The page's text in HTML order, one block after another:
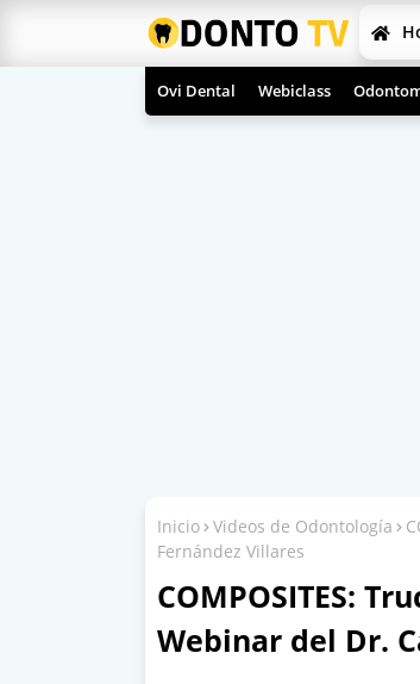
Ovi Dental Webiclass
Inicio Videos de Odontología
Fernández Villares
COMPOSITES:
Webinar del Dr.